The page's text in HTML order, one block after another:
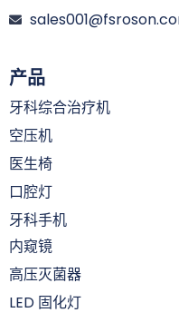
产品
牙科综合治疗机
空压机
医生椅
口腔灯
牙科手机
内窥镜
高压灭菌器
LED 固化灯